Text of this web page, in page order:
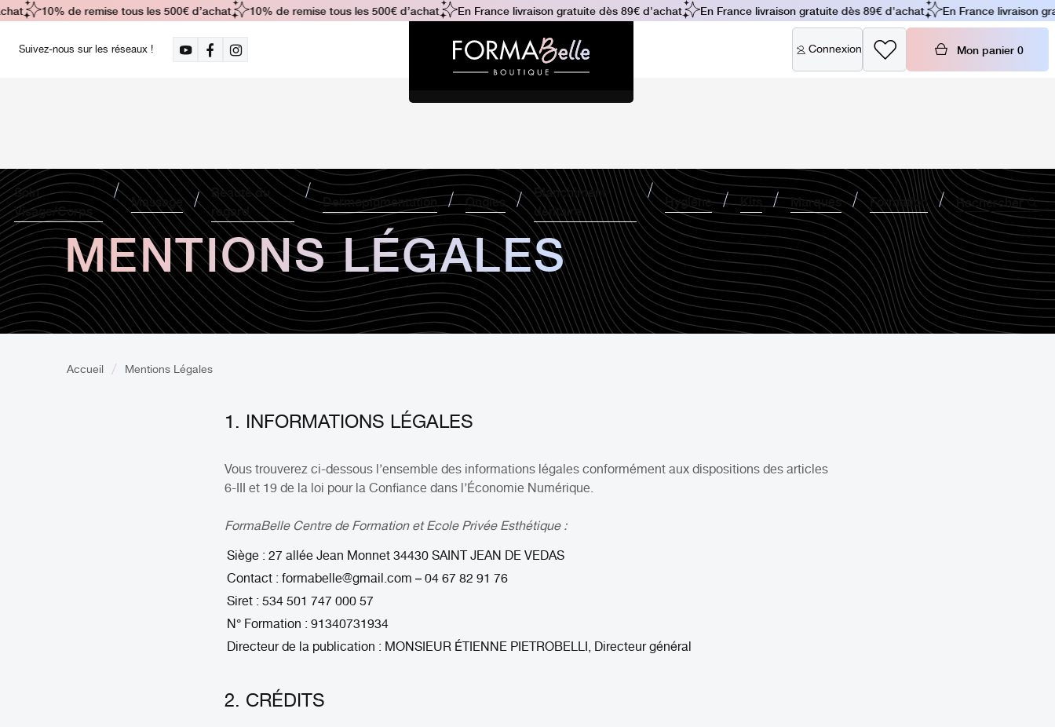
Suivez-nous sur les réseaux ! Connexion Mon panier 0
Soin
Visage/Corps
Massage
Beauté du
regard
Dermopigmentation Ongles
Blanchiment
dentaire
Hygiène Kits Marques Formation Rechercher
10% de remise tous les 500€ d’achat 10% de remise tous les 500€ d’achat En France livraison gratuite dès 89€ d'achat En France livraison gratuite dès 89€ d'achat En France livraison
MENTIONS LÉGALES
Accueil Mentions Légales
1. INFORMATIONS LÉGALES
Vous trouverez ci-dessous l’ensemble des informations légales conformément aux dispositions des articles
6-III et 19 de la loi pour la Confiance dans l’Économie Numérique.
FormaBelle Centre de Formation et Ecole Privée Esthétique :
Siège : 27 allée Jean Monnet 34430 SAINT JEAN DE VEDAS
Contact : formabelle@gmail.com – 04 67 82 91 76
Siret : 534 501 747 000 57
N° Formation : 91340731934
Directeur de la publication : MONSIEUR ÉTIENNE PIETROBELLI, Directeur général
2. CRÉDITS